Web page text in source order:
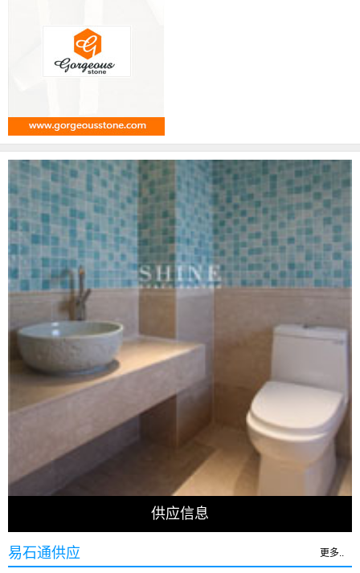
供应信息
易石通供应 更多..